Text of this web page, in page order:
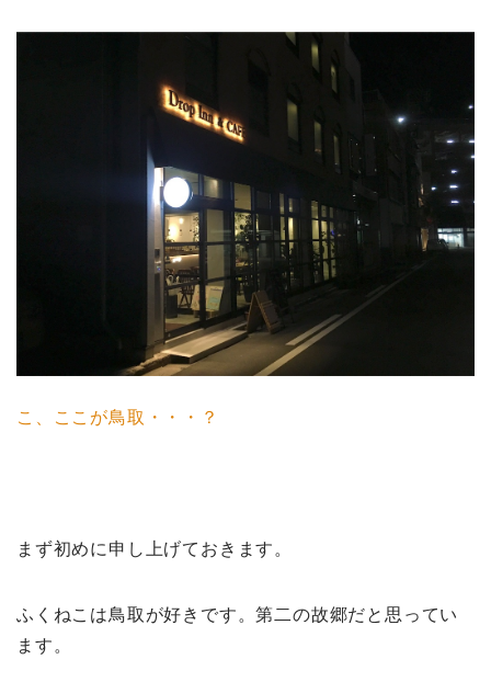
こ、ここが鳥取・・・？
まず初めに申し上げておきます。
ふくねこは鳥取が好きです。第二の故郷だと思ってい
ます。